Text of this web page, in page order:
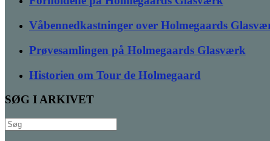
Våbennedkastninger over Holmegaards
Prøvesamlingen på Holmegaards Glasværk
Historien om Tour de Holmegaard
SØG I ARKIVET
Søg
efter: